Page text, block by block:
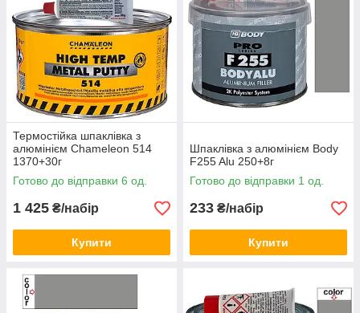
Термостійка шпаклівка з
алюмінієм Chameleon 514
1370+30г
Готово до відправки 6 од.
1 425 ₴/набір
Купити
Шпаклівка з алюмінієм Body
F255 Alu 250+8г
Готово до відправки 1 од.
233 ₴/набір
Купити